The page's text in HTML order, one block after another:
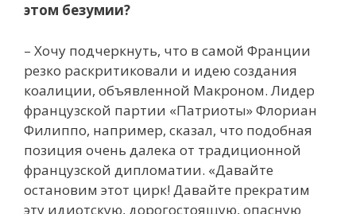
этом безумии?
– Хочу подчеркнуть, что в самой Франции
резко раскритиковали и идею создания
коалиции, объявленной Макроном. Лидер
французской партии «Патриоты» Флориан
Филиппо, например, сказал, что подобная
позиция очень далека от традиционной
французской дипломатии. «Давайте
остановим этот цирк! Давайте прекратим
эту идиотскую, дорогостоящую, опасную